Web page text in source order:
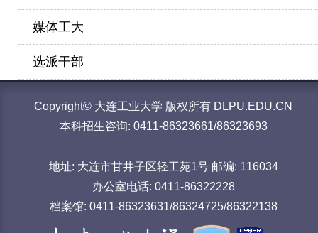
媒体工大
选派干部
Copyright© 大连工业大学 版权所有 DLPU.EDU.CN
本科招生咨询: 0411-86323661/86323693
地址: 大连市甘井子区轻工苑1号 邮编: 116034
办公室电话: 0411-86322228
档案馆: 0411-86323631/86324725/86322138